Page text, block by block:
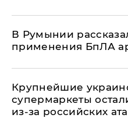
В Румынии
применения БпЛА
Крупнейшие
супермаркеты
из-за российских